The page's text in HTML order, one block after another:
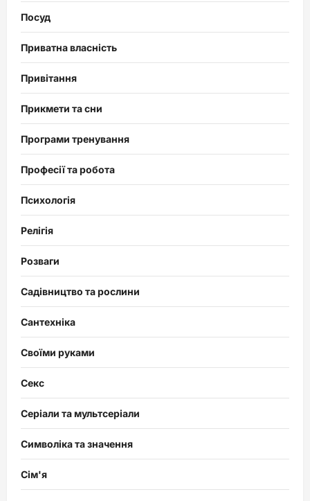
Посуд
Приватна власність
Привітання
Прикмети та сни
Програми тренування
Професії та робота
Психологія
Релігія
Розваги
Садівництво та рослини
Сантехніка
Своїми руками
Секс
Серіали та мультсеріали
Символіка та значення
Сім'я